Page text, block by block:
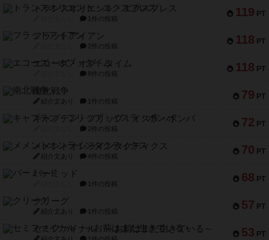
119 PT
トランスオリエント・エクスプレス
1件の投稿
118 PT
フラットアイアン
2件の投稿
118 PT
エコーズ・オブ・タイム
8件の投稿
79 PT
南北戦争
紹介文あり 1件の投稿
72 PT
キャプテン・フリップ：イスラ・ボンバ
2件の投稿
70 PT
メメントオンラインタクティクス
紹介文あり 4件の投稿
68 PT
パーミッド
1件の投稿
57 PT
クリーグ
紹介文あり 1件の投稿
53 PT
セミファイナル ～お前はまだ生きている～